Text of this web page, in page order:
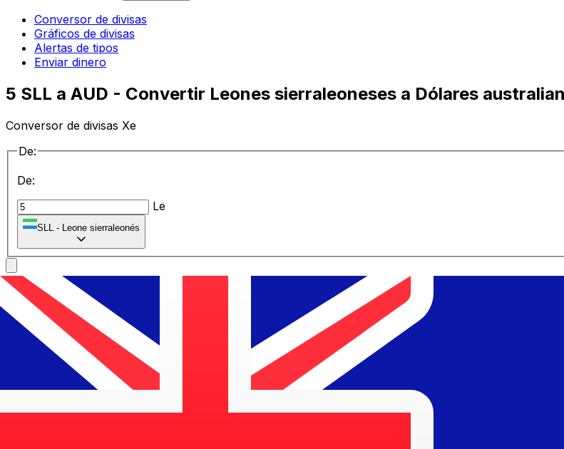
Conversor de divisas
Gráficos de divisas
Alertas de tipos
Enviar dinero
5 SLL a AUD - Convertir Leones sierraleoneses a Dólares
Conversor de divisas Xe
De:
De:
Le
SLL - Leone sierraleonés
a
$
AUD - Dólar australiano